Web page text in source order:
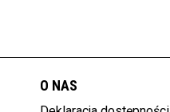
O NAS